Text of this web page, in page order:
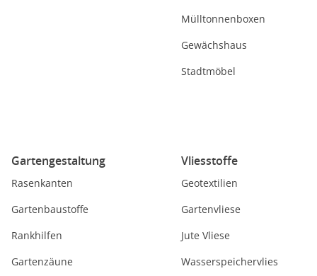
Mülltonnenboxen
Gewächshaus
Stadtmöbel
Gartengestaltung
Rasenkanten
Gartenbaustoffe
Rankhilfen
Gartenzäune
Vliesstoffe
Geotextilien
Gartenvliese
Jute Vliese
Wasserspeichervlies